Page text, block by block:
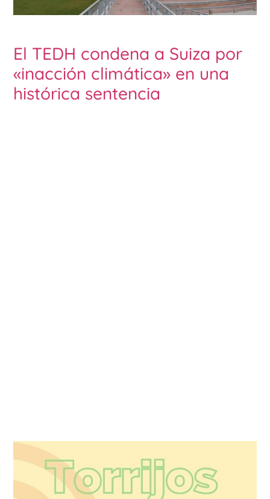
El TEDH condena a Suiza por
«inacción climática» en una
histórica sentencia